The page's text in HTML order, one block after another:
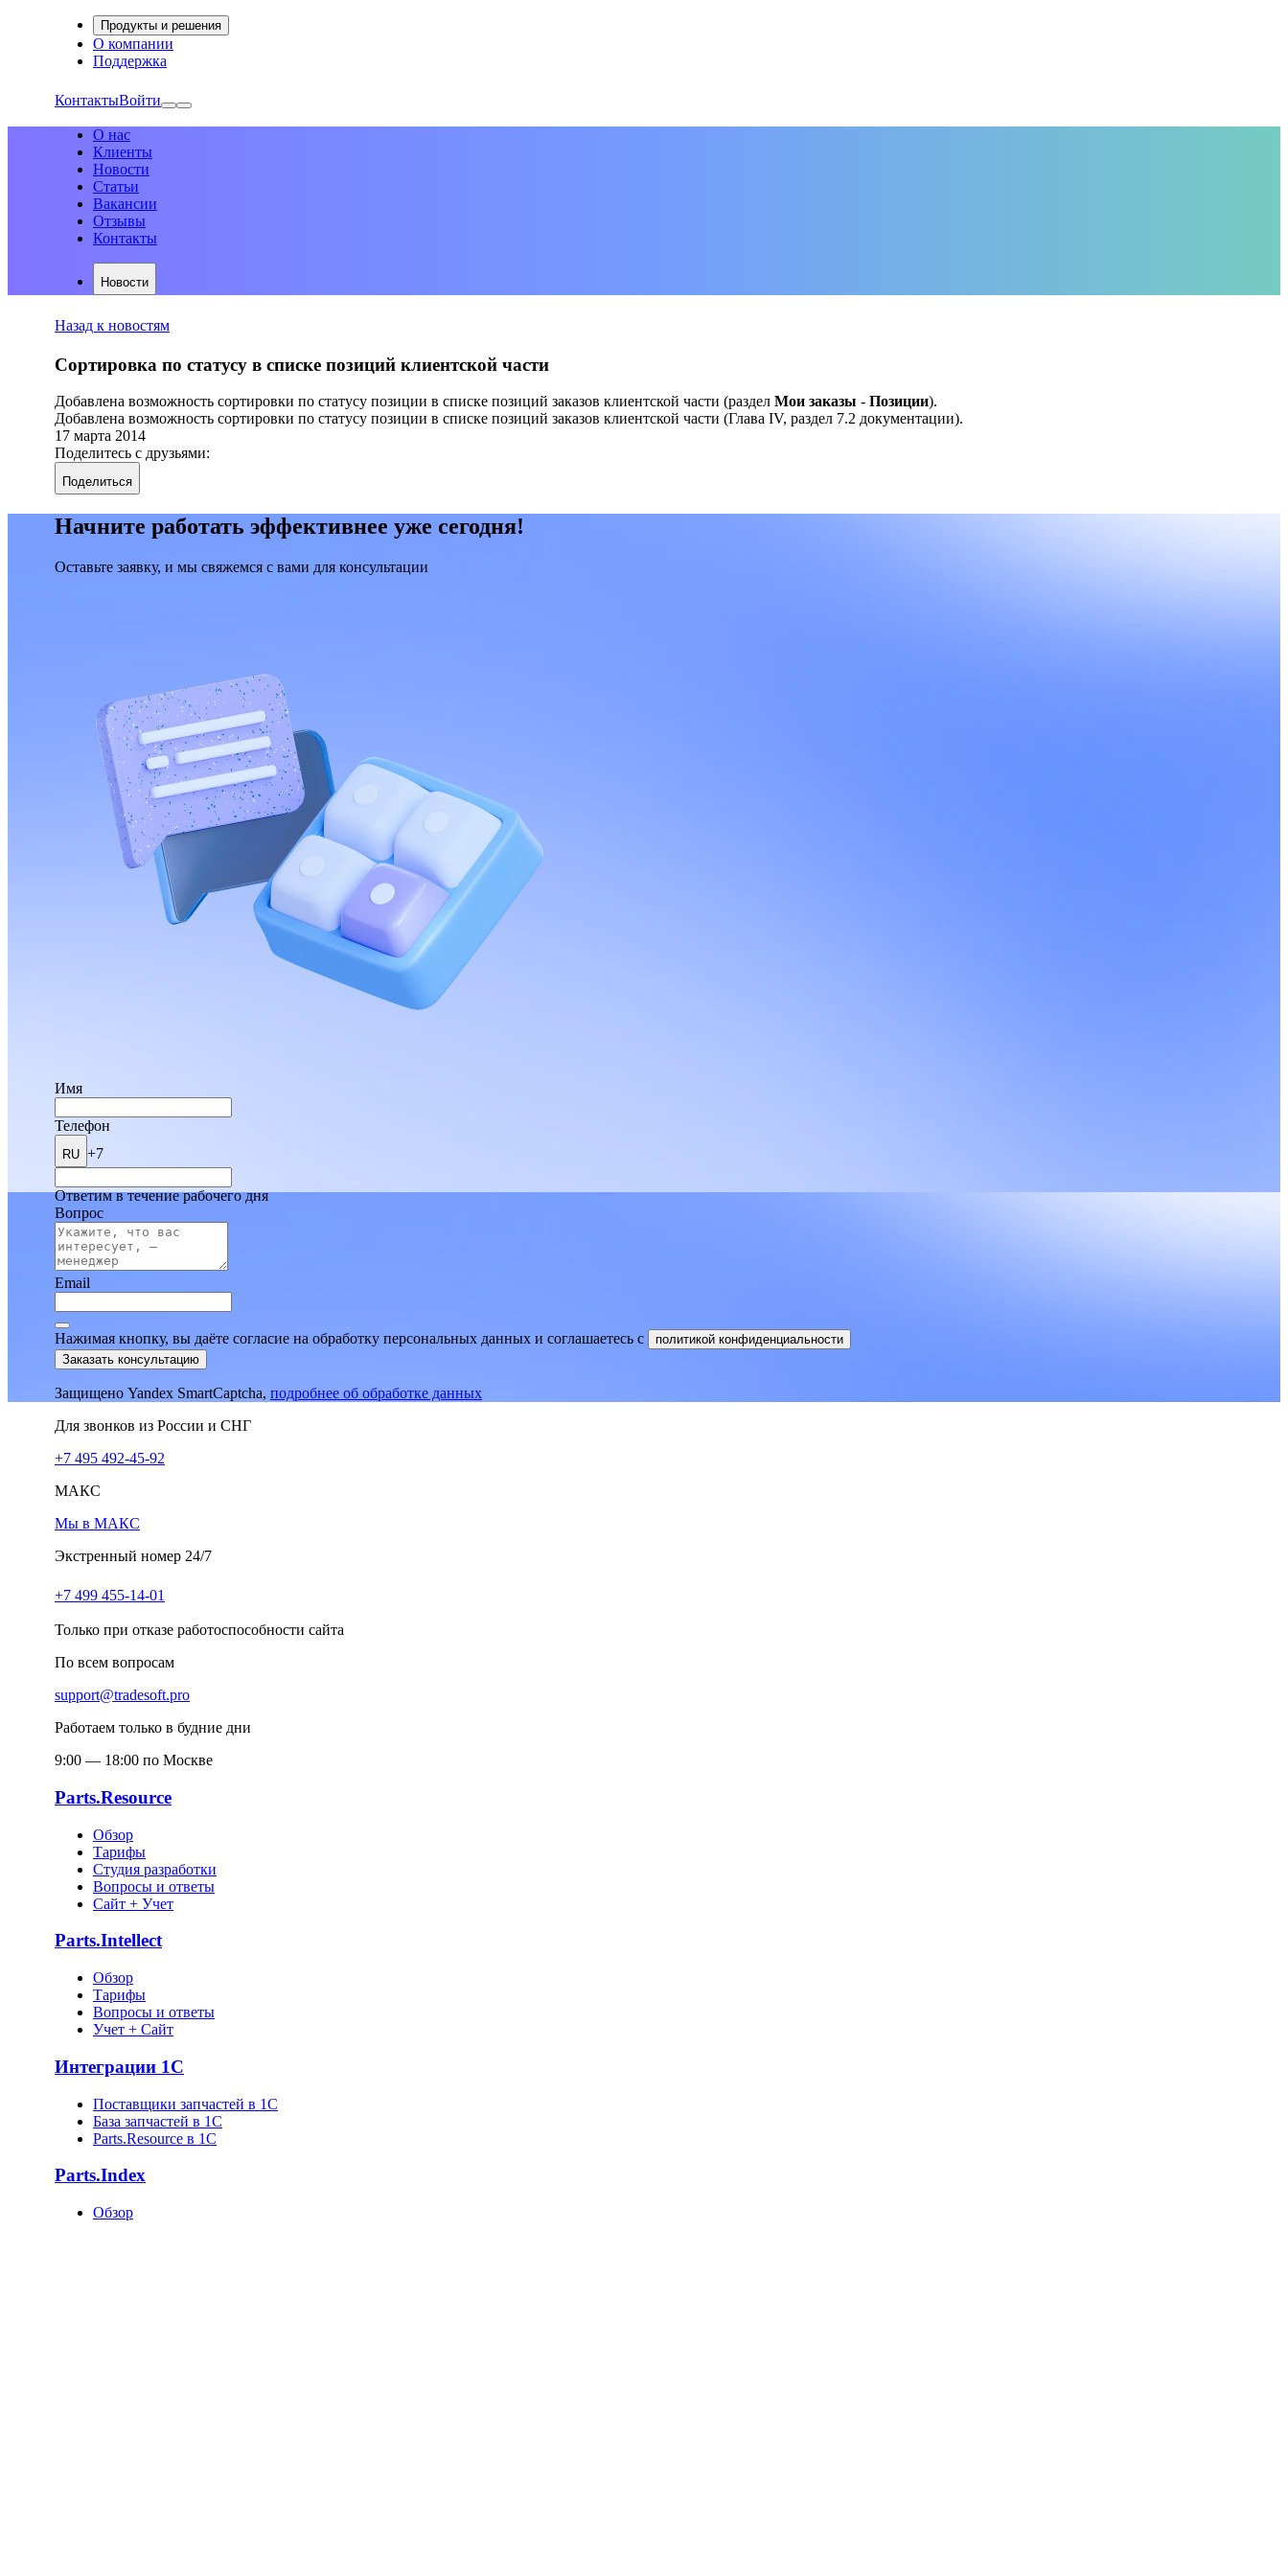
Продукты и решения
О компании
Поддержка
КонтактыВойти
О нас
Клиенты
Новости
Статьи
Вакансии
Отзывы
Контакты
Новости
Назад к новостям
Сортировка по статусу в списке позиций клиентской части
Добавлена возможность сортировки по статусу позиции в списке позиций заказов клиентской части (раздел Мои заказы - Позиции).
Добавлена возможность сортировки по статусу позиции в списке позиций заказов клиентской части (Глава IV, раздел 7.2 документации).
17 марта 2014
Поделитесь с друзьями:
Поделиться
Начните работать эффективнее уже сегодня!
Оставьте заявку, и мы свяжемся с вами для консультации
Имя
Телефон
RU +7
Ответим в течение рабочего дня
Вопрос
Email
Нажимая кнопку, вы даёте согласие на обработку персональных данных и соглашаетесь c
политикой конфиденциальности
Заказать консультацию
Защищено Yandex SmartCaptcha, подробнее об обработке данных
Для звонков из России и СНГ
+7 495 492-45-92
МАКС
Мы в МАКС
Экстренный номер 24/7
+7 499 455-14-01
Только при отказе работоспособности сайта
По всем вопросам
support@tradesoft.pro
Работаем только в будние дни
9:00 — 18:00 по Москве
Parts.Resource
Обзор
Тарифы
Студия разработки
Вопросы и ответы
Сайт + Учет
Parts.Intellect
Обзор
Тарифы
Вопросы и ответы
Учет + Сайт
Интеграции 1С
Поставщики запчастей в 1C
База запчастей в 1С
Parts.Resource в 1C
Parts.Index
Обзор